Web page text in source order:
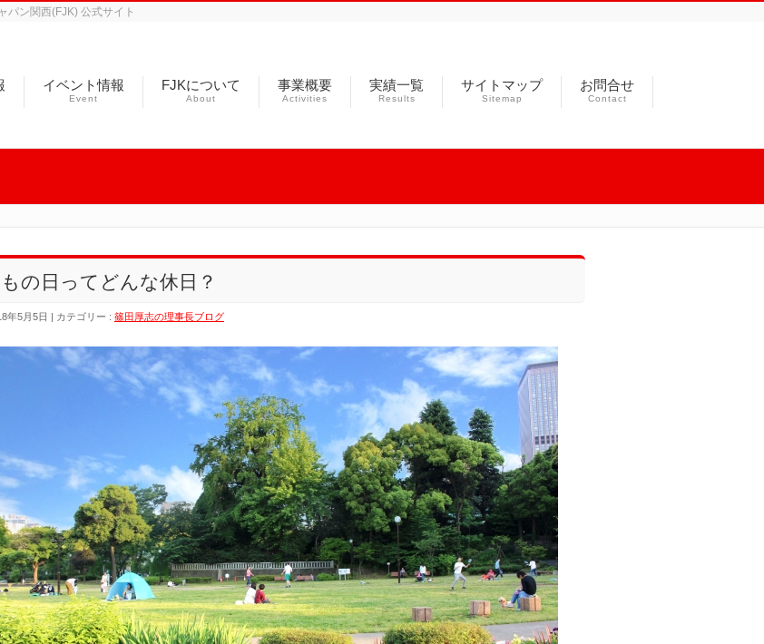
パン関西(FJK) 公式サイト
イベント情報
Event
FJKについて
About
事業概要
Activities
実績一覧
Results
サイトマップ
Sitemap
お問合せ
Contact
の日ってどんな休日？
年5月5日 カテゴリー : 篠田厚志の理事長ブログ